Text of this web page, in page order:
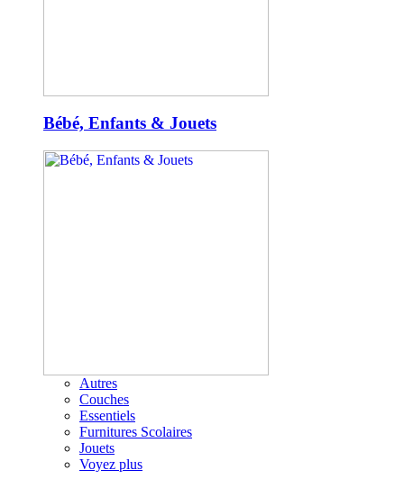
Bébé, Enfants & Jouets
Autres
Couches
Essentiels
Furnitures Scolaires
Jouets
Voyez plus